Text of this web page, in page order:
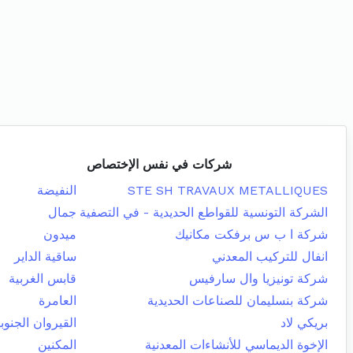
شركات في نفس الإختصاص
STE SH TRAVAUX METALLIQUES
النفيضة
الشركة التونسية للقواطع الحديدية - في التصفية جمال
شركة ا ب س برفكت مكانيك
ميدون
انفال للتركيب المعدني
ساقية الداير
شركة تونيزيا وال سارفيس
قابس الغربية
شركة بنسليمان للصناعات الحديدية
العامرة
بريكي لاد
القيروان
الإخوة الديماسي للأنشاءات المعدنية
المكنين